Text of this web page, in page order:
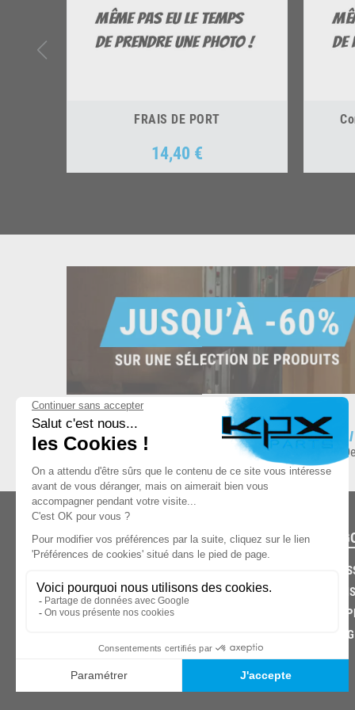
FRAIS DE PORT
Prix
14,40 €
ESPACE DE STOCKAGE
8.500 produits en stock
03.85.32.96.74
© 2026 -KPX PARTS- SITE CRÉÉ PARLET'S CLIC